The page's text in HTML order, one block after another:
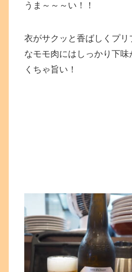
うま～～～い！！
衣がサクッと香ばしくプリ
なモモ肉にはしっかり下味
くちゃ旨い！